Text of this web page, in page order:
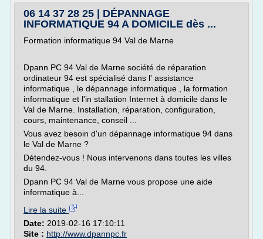
06 14 37 28 25 | DÉPANNAGE
INFORMATIQUE 94 A DOMICILE dès ...
Formation informatique 94 Val de Marne
Dpann PC 94 Val de Marne société de réparation
ordinateur 94 est spécialisé dans l' assistance
informatique , le dépannage informatique , la formation
informatique et l'in stallation Internet à domicile dans le
Val de Marne. Installation, réparation, configuration,
cours, maintenance, conseil ...
Vous avez besoin d'un dépannage informatique 94 dans
le Val de Marne ?
Détendez-vous ! Nous intervenons dans toutes les villes
du 94.
Dpann PC 94 Val de Marne vous propose une aide
informatique à...
Lire la suite
Date: 2019-02-16 17:10:11
Site : http://www.dpannpc.fr